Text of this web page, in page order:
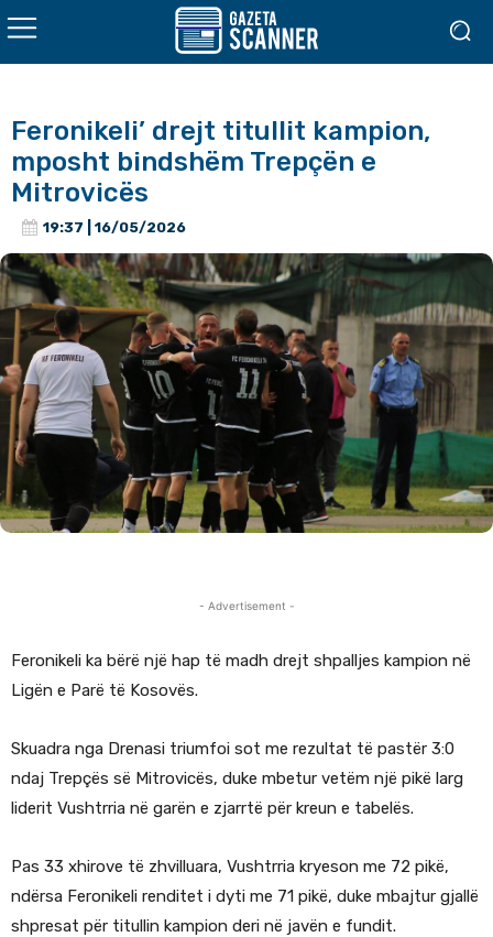
Feronikeli’ drejt titullit kampion,
mposht bindshëm Trepçën e
Mitrovicës
19:37 | 16/05/2026
- Advertisement -
Feronikeli ka bërë një hap të madh drejt shpalljes kampion në
Ligën e Parë të Kosovës.
Skuadra nga Drenasi triumfoi sot me rezultat të pastër 3:0
ndaj Trepçës së Mitrovicës, duke mbetur vetëm një pikë larg
liderit Vushtrria në garën e zjarrtë për kreun e tabelës.
Pas 33 xhirove të zhvilluara, Vushtrria kryeson me 72 pikë,
ndërsa Feronikeli renditet i dyti me 71 pikë, duke mbajtur gjallë
shpresat për titullin kampion deri në javën e fundit.